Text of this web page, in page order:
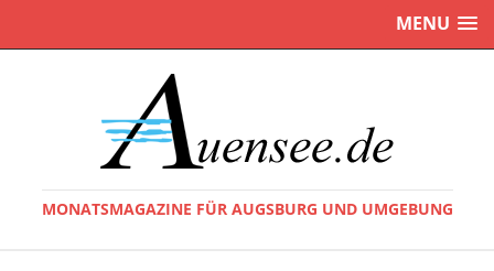
MENU
MONATSMAGAZINE FÜR AUGSBURG UND UMGEBUNG